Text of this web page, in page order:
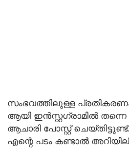
സംഭവത്തിലുള്ള
ആയി ഇൻസ്റ്റഗ്രാമിൽ
ആചാരി പോസ്റ്റ്
എന്റെ പടം കണ്ടാൽ